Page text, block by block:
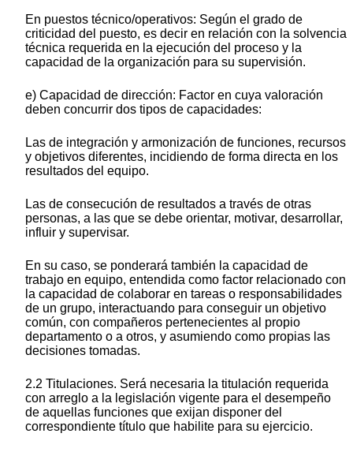
En puestos técnico/operativos: Según el grado de
criticidad del puesto, es decir en relación con la solvencia
técnica requerida en la ejecución del proceso y la
capacidad de la organización para su supervisión.
e) Capacidad de dirección: Factor en cuya valoración
deben concurrir dos tipos de capacidades:
Las de integración y armonización de funciones, recursos
y objetivos diferentes, incidiendo de forma directa en los
resultados del equipo.
Las de consecución de resultados a través de otras
personas, a las que se debe orientar, motivar, desarrollar,
influir y supervisar.
En su caso, se ponderará también la capacidad de
trabajo en equipo, entendida como factor relacionado con
la capacidad de colaborar en tareas o responsabilidades
de un grupo, interactuando para conseguir un objetivo
común, con compañeros pertenecientes al propio
departamento o a otros, y asumiendo como propias las
decisiones tomadas.
2.2 Titulaciones. Será necesaria la titulación requerida
con arreglo a la legislación vigente para el desempeño
de aquellas funciones que exijan disponer del
correspondiente título que habilite para su ejercicio.